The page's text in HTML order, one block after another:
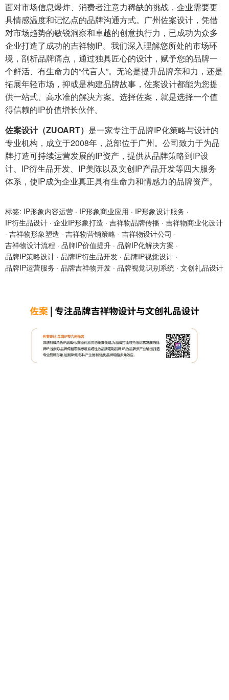
面对市场信息爆炸、消费者注意力稀缺的挑战，企业需要更
具情感温度和记忆点的品牌沟通方式。广州佐案设计，凭借
对市场趋势的敏锐洞察和卓越的创意执行力，已成功为众多
企业打造了成功的吉祥物IP。我们深入理解您所处的市场环
境，剖析品牌痛点，通过独具匠心的设计，赋予您的品牌一
个鲜活、有生命力的“代言人”。无论是提升品牌亲和力，还是
拓展年轻市场，抑或是构建品牌故事，佐案设计都能为您提
供一站式、高水准的解决方案。选择佐案，就是选择一个值
得信赖的IP价值增长伙伴。
佐案设计（ZUOART） 是一家专注于品牌IP化策略与设计的
专业机构，成立于2008年，总部位于广州。公司致力于为品
牌打造可持续运营发展的IP资产，提供从品牌策略到IP设
计、IP衍生品开发、IP美陈以及文创IP产品开发等四大服务
体系，使IP成为企业真正具有生命力和情感力的品牌资产。
标签: IP形象内容运营 · IP形象商业应用 · IP形象设计服务 ·
IP衍生品设计 · 企业IP形象打造 · 吉祥物品牌传播 · 吉祥物商业化设计
· 吉祥物形象塑造 · 吉祥物营销策略 · 吉祥物设计公司 ·
吉祥物设计流程 · 品牌IP价值提升 · 品牌IP化解决方案 ·
品牌IP策略设计 · 品牌IP衍生品开发 · 品牌IP视觉设计 ·
品牌IP运营服务 · 品牌吉祥物开发 · 品牌视觉识别系统 · 文创礼品设计